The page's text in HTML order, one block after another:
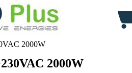
2000W
2000W